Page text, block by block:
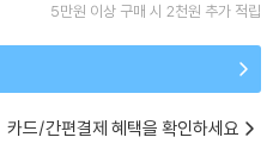
5만원 이상 구매 시 2천원 추가 적립
카드/간편결제 혜택을 확인하세요